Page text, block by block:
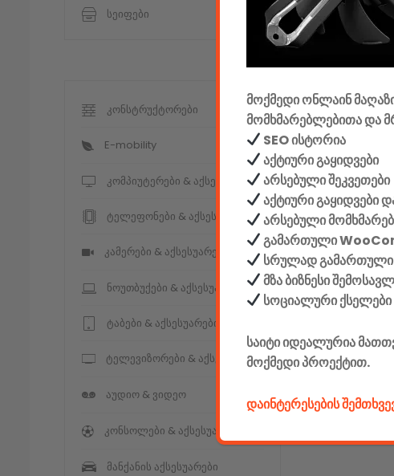
სეიფები
კონსტრუქტორები
E-mobility
კომპიუტერები & აქსესუარები
ტელეფონები & აქსესუარები
კამერები & აქსესუარები
ნოუთბუქები & აქსესუარები
ტაბები & აქსესუარები
ტელევიზორები & აქსესუარები
აუდიო & ვიდეო
კონსოლები & აქსესუარები
მანქანის აქსესუარები
მოქმედი ონლაინ
მომხმარებლებითა და
SEO ისტორია
აქტიური გაყიდვები
არსებული შეკვეთები
აქტიური გაყიდვები
არსებული
გამართული
სრულად გამართული
მზა ბიზნესი
სოციალური ქსელები
საიტი იდეალურია
მოქმედი პროექტით.
დაინტერესების